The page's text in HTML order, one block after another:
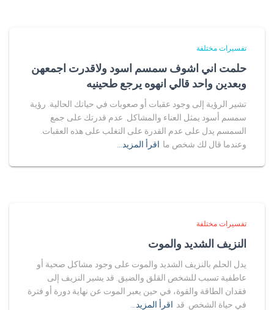
تفسيرات مختلفة
حلمت اني اشوف سمسم اسود ولاقدرت اجمعهن
وبعدين واحد قالي انهوه يرجع طحينيه
تشير الرؤية إلى وجود عقبات أو صعوبات في حياتك الحالية. رؤية
سمسم أسود يمثل العناء والمشاكل. عدم قدرتك على جمع
السمسم يدل على عدم القدرة على التغلب على هذه العقبات.
وعندما قال لك شخص ما اقرأ المزيد…
تفسيرات مختلفة
النزيف الشديد والموت
يدل الحلم بالنزيف الشديد والموت على وجود مشاكل صحية أو
عاطفية تسبب للشخص القلق والضيق. قد يشير النزيف إلى
فقدان الطاقة والقوة، في حين يعبر الموت عن نهاية دورة أو فترة
في حياة الشخص. قد اقرأ المزيد…